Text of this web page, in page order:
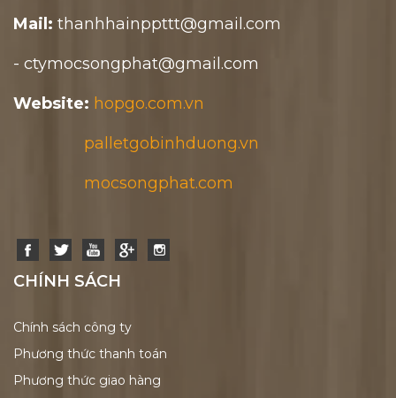
Mail: thanhhainppttt@gmail.com
- ctymocsongphat@gmail.com
Website: hopgo.com.vn
palletgobinhduong.vn
mocsongphat.com
CHÍNH SÁCH
Chính sách công ty
Phương thức thanh toán
Phương thức giao hàng